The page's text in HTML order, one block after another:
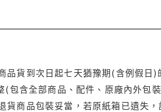
品貨到次日起七天猶豫期(含例假
包含全部商品、配件、原廠內外包
貨商品包裝妥當，若原紙箱已遺失